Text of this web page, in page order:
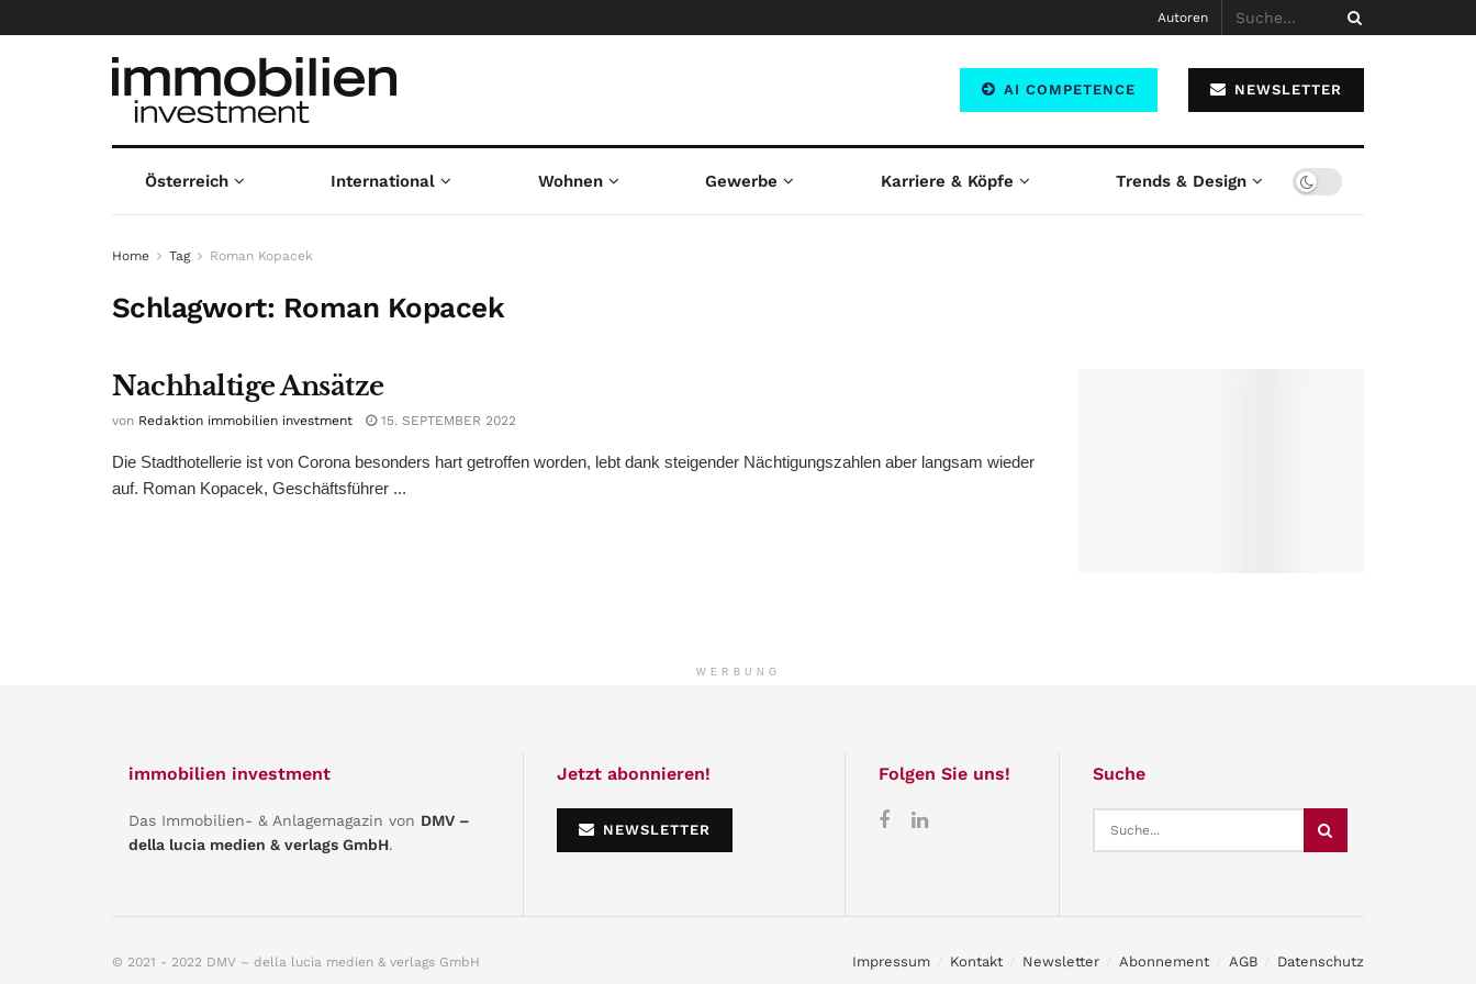
Autoren
AI COMPETENCE NEWSLETTER
Österreich International Wohnen Gewerbe Karriere & Köpfe Trends & Design
Home Tag Roman Kopacek
Schlagwort: Roman Kopacek
Nachhaltige Ansätze
von Redaktion immobilien investment 15. SEPTEMBER 2022
Die Stadthotellerie ist von Corona besonders hart getroffen worden, lebt dank steigender Nächtigungszahlen aber langsam wieder
auf. Roman Kopacek, Geschäftsführer ...
WERBUNG
immobilien investment
Das Immobilien- & Anlagemagazin von DMV –
della lucia medien & verlags GmbH.
Jetzt abonnieren!
NEWSLETTER
Folgen Sie uns! Suche
Impressum Kontakt Newsletter Abonnement AGB Datenschutz
© 2021 - 2022 DMV – della lucia medien & verlags GmbH